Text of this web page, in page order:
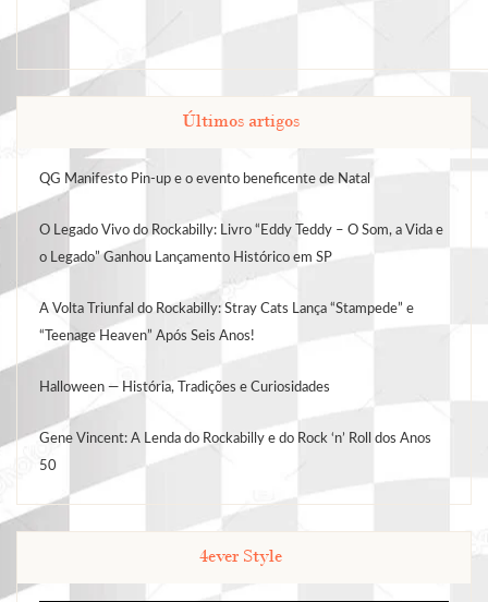
Últimos artigos
QG Manifesto Pin-up e o evento beneficente de Natal
O Legado Vivo do Rockabilly: Livro “Eddy Teddy – O Som, a Vida e
o Legado” Ganhou Lançamento Histórico em SP
A Volta Triunfal do Rockabilly: Stray Cats Lança “Stampede” e
“Teenage Heaven” Após Seis Anos!
Halloween — História, Tradições e Curiosidades
Gene Vincent: A Lenda do Rockabilly e do Rock ‘n’ Roll dos Anos
50
4ever Style